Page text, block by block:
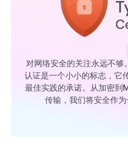
对网络安全的关注永远不够
认证是一个小小的标志，它
最佳实践的承诺。从加密到
传输，我们将安全作为